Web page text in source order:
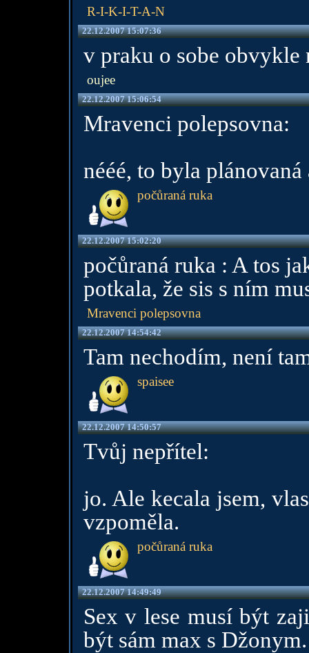
R-I-K-I-T-A-N
22.12.2007 15:07:36
v praku o sobe obvykle
oujee
22.12.2007 15:06:54
Mravenci polepsovna:
nééé, to byla plánovaná
počůraná ruka
22.12.2007 15:02:20
počůraná ruka : A tos
potkala, že sis s ním
Mravenci polepsovna
22.12.2007 14:54:42
Tam nechodím, není
spaisee
22.12.2007 14:50:57
Tvůj nepřítel:
jo. Ale kecala jsem,
vzpoměla.
počůraná ruka
22.12.2007 14:49:49
Sex v lese musí být
být sám max s Džonym.